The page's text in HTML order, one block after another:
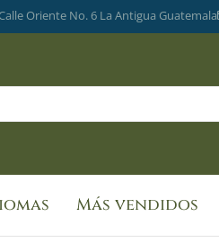
Oriente No. 6 La Antigua Guatemala
Más vendidos